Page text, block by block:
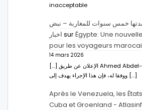
inacceptable
خمس سنوات للمغاربة – نبض
اخبار surÉgypte: Une
pour les voyageurs
14 mars 2026
[…] الإعلان عن طريق Ahmed Abdel-Latifسفير مصر بالرباط.
ووفقا له، فإن هذا الإجراء يهدف إلى […]
Après le Venezuela, les
Cuba et Groenland -